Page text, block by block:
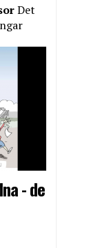
Det
- de